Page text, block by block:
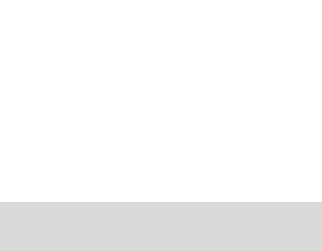
Pasirinkti savybes